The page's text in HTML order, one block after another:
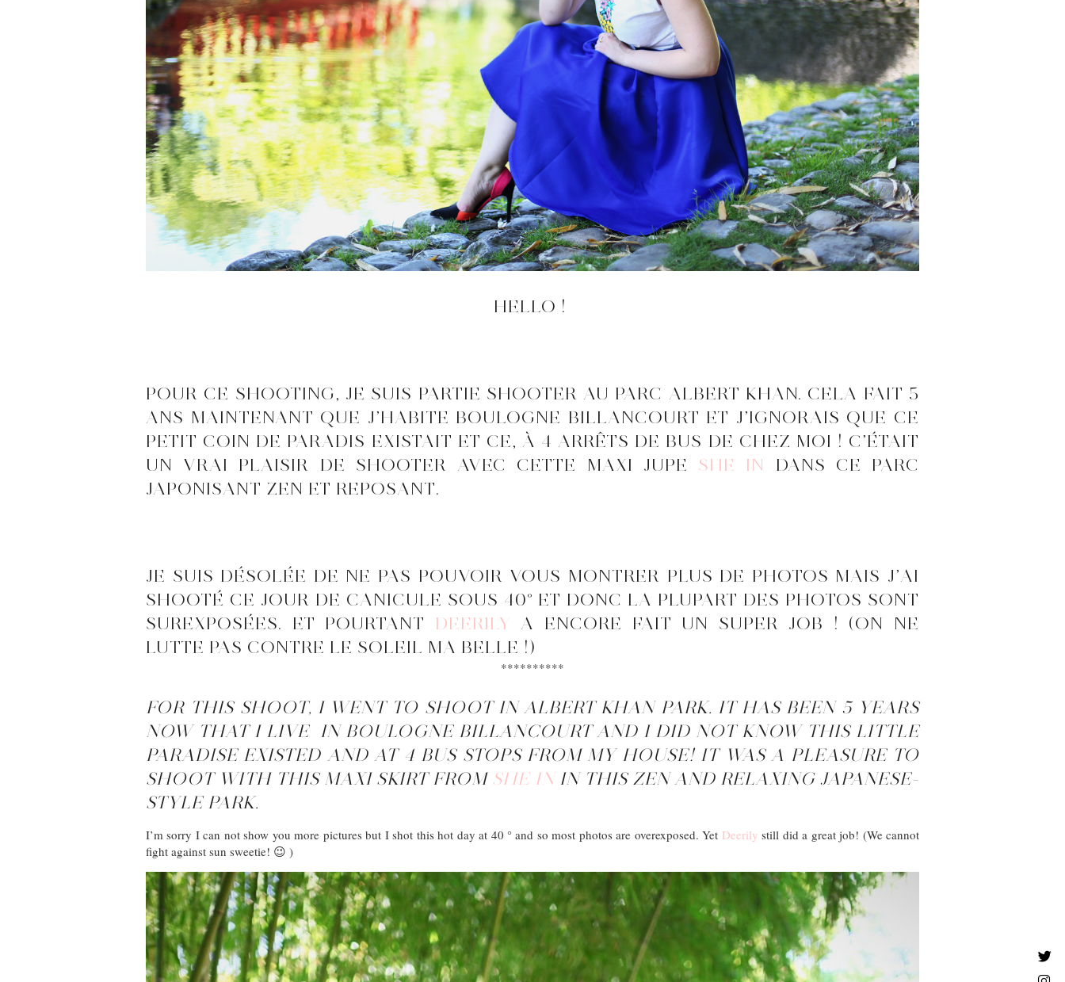
HELLO !
POUR CE SHOOTING, JE SUIS PARTIE SHOOTER AU PARC ALBERT KHAN. CELA FAIT 5
ANS MAINTENANT QUE J’HABITE BOULOGNE BILLANCOURT ET J’IGNORAIS QUE CE
PETIT COIN DE PARADIS EXISTAIT ET CE, À 4 ARRÊTS DE BUS DE CHEZ MOI ! C’ÉTAIT
UN VRAI PLAISIR DE SHOOTER AVEC CETTE MAXI JUPE SHE IN
DANS CE PARC
JAPONISANT ZEN ET REPOSANT.
JE SUIS DÉSOLÉE DE NE PAS POUVOIR VOUS MONTRER PLUS DE PHOTOS MAIS J’AI
SHOOTÉ CE JOUR DE CANICULE SOUS 40° ET DONC LA PLUPART DES PHOTOS SONT
SUREXPOSÉES. ET POURTANT DEERILY A ENCORE FAIT UN SUPER JOB ! (ON NE
LUTTE PAS CONTRE LE SOLEIL MA BELLE !)
**********
FOR THIS SHOOT, I WENT TO SHOOT IN ALBERT KHAN PARK. IT HAS BEEN 5 YEARS
NOW THAT I LIVE IN BOULOGNE BILLANCOURT AND I DID NOT KNOW THIS LITTLE
PARADISE EXISTED AND AT 4 BUS STOPS FROM MY HOUSE! IT WAS A PLEASURE TO
SHOOT WITH THIS MAXI SKIRT FROM SHE IN IN THIS ZEN AND RELAXING JAPANESE-
STYLE PARK.
I’m sorry I can not show you more pictures but I shot this hot day at 40 ° and so most photos are overexposed. Yet Deerily still did a great job! (We cannot
fight against sun sweetie! 😉 )